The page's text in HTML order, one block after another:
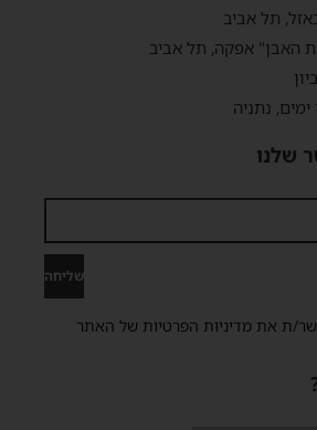
תל אביב
שלנו
ת את מדיניות הפרטיות של האתר
שליחה